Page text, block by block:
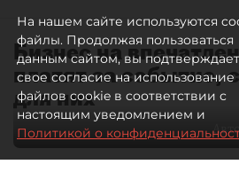
Бизнес на
платят за событие,
для них
На нашем сайте используются
файлы. Продолжая пользоваться
данным сайтом, вы
свое согласие на использование
файлов cookie в соответствии с
настоящим уведомлением и
Политикой о